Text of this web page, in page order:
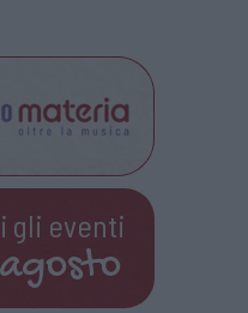
gli eventi
agosto